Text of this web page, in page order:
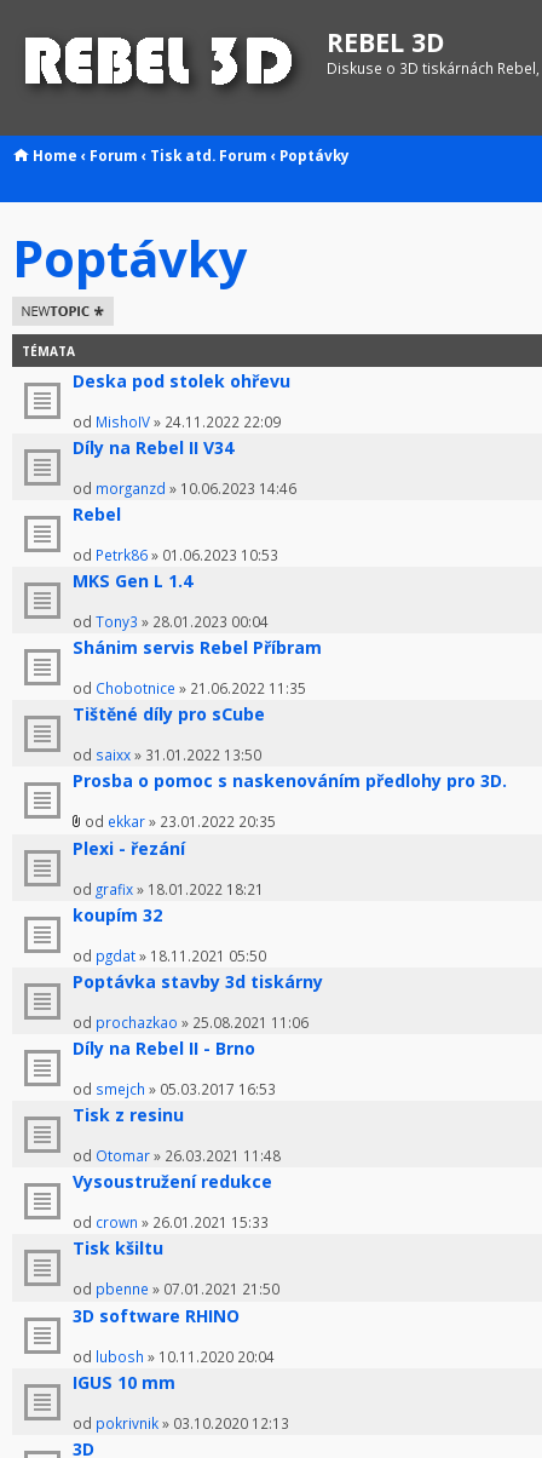
REBEL 3D
Diskuse o 3D tiskárnách
Home ‹ Forum ‹ Tisk atd. Forum ‹ Poptávky
Poptávky
Odeslat nové
téma
TÉMATA
Deska pod stolek ohřevu
od MishoIV» 24.11.2022 22:09
Díly na Rebel II V34
od morganzd » 10.06.2023 14:46
Rebel
od Petrk86» 01.06.2023 10:53
MKS Gen L 1.4
od Tony3 » 28.01.2023 00:04
Shánim servis Rebel Příbram
od Chobotnice » 21.06.2022 11:35
Tištěné díly pro sCube
od saixx» 31.01.2022 13:50
Prosba o pomoc s naskenováním předlohy pro 3D.
od ekkar» 23.01.2022 20:35
Plexi - řezání
od grafix» 18.01.2022 18:21
koupím 32
od pgdat» 18.11.2021 05:50
Poptávka stavby 3d tiskárny
od prochazkao » 25.08.2021 11:06
Díly na Rebel II - Brno
od smejch » 05.03.2017 16:53
Tisk z resinu
od Otomar» 26.03.2021 11:48
Vysoustružení redukce
od crown » 26.01.2021 15:33
Tisk kšiltu
od pbenne » 07.01.2021 21:50
3D software RHINO
od lubosh » 10.11.2020 20:04
IGUS 10 mm
od pokrivnik» 03.10.2020 12:13
3D